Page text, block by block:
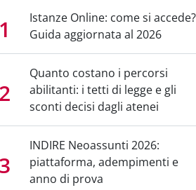
Istanze Online: come si accede?
Guida aggiornata al 2026
Quanto costano i percorsi
abilitanti: i tetti di legge e gli
sconti decisi dagli atenei
INDIRE Neoassunti 2026:
piattaforma, adempimenti e
anno di prova